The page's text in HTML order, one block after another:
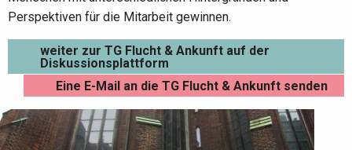
Perspektiven für die Mitarbeit gewinnen.
weiter zur TG Flucht & Ankunft auf der
Diskussionsplattform
Eine E-Mail an die TG Flucht & Ankunft senden